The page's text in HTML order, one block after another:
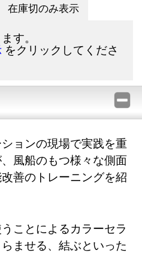
在庫切のみ表示
す。
をクリックしてくださ
ョンの現場で実践を重
風船のもつ様々な側面
善のトレーニングを紹
ことによるカラーセラ
ませる、結ぶといった